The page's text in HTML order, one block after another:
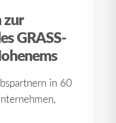
GRASS-
in 60